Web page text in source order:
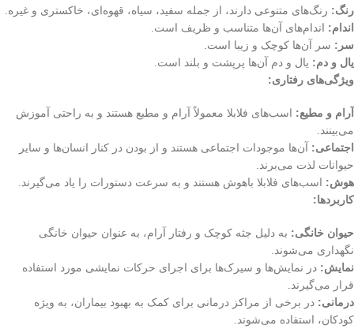
رنگ: رنگ‌های متنوعی دارند، از جمله سفید، سیاه، قهوه‌ای، خاکستری و غیره.
اندام: اندام‌های آن‌ها متناسب و ظریف است.
سر: سر آن‌ها کوچک و زیبا است.
یال و دم: یال و دم آن‌ها پرپشت و بلند است.
ویژگی‌های رفتاری:
آرام و مطیع: اسب‌های فلابلا معمولاً آرام و مطیع هستند و به راحتی آموزش
می‌بینند.
اجتماعی: آن‌ها موجودات اجتماعی هستند و از بودن در کنار انسان‌ها و سایر
حیوانات لذت می‌برند.
هوش: اسب‌های فلابلا باهوش هستند و به سرعت دستورات را یاد می‌گیرند.
کاربردها:
حیوان خانگی: به دلیل جثه کوچک و رفتار آرام، به عنوان حیوان خانگی
نگهداری می‌شوند.
نمایش: در نمایش‌ها و سیرک‌ها برای اجرای حرکات نمایشی مورد استفاده
قرار می‌گیرند.
درمانی: در برخی از مراکز درمانی برای کمک به بهبود بیماران، به ویژه
کودکان، استفاده می‌شوند.